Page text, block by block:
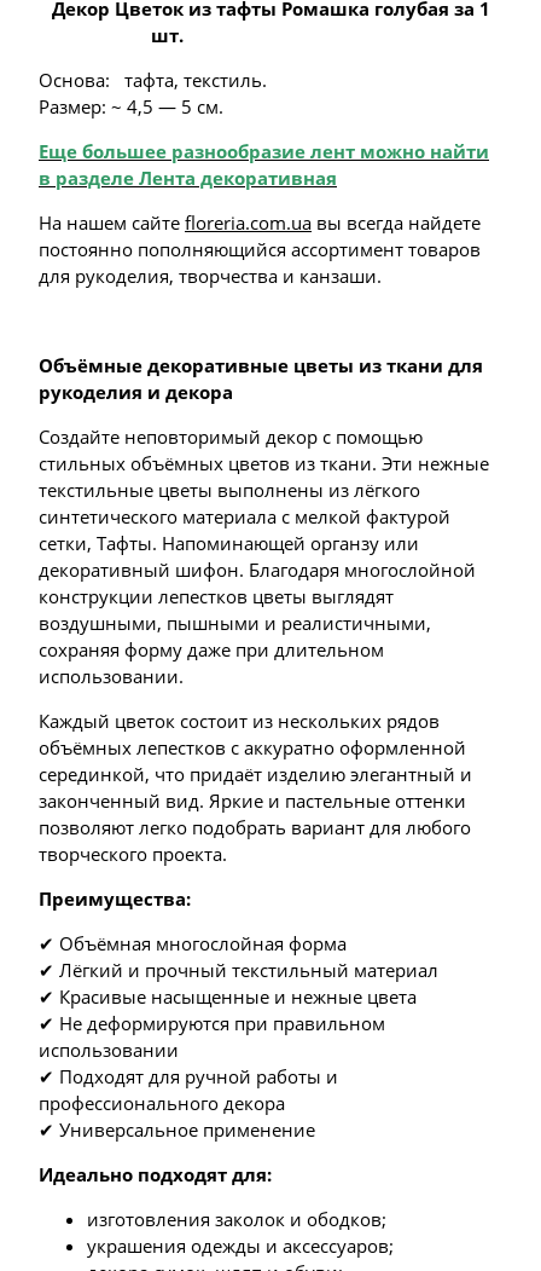
Декор Цветок из тафты Ромашка голубая за 1
шт.
Основа: тафта, текстиль.
Размер: ~ 4,5 — 5 см.
Еще большее разнообразие лент можно найти
в разделе Лента декоративная
На нашем сайте floreria.com.ua вы всегда найдете
постоянно пополняющийся ассортимент товаров
для рукоделия, творчества и канзаши.
Объёмные декоративные цветы из ткани для
рукоделия и декора
Создайте неповторимый декор с помощью
стильных объёмных цветов из ткани. Эти нежные
текстильные цветы выполнены из лёгкого
синтетического материала с мелкой фактурой
сетки, Тафты. Напоминающей органзу или
декоративный шифон. Благодаря многослойной
конструкции лепестков цветы выглядят
воздушными, пышными и реалистичными,
сохраняя форму даже при длительном
использовании.
Каждый цветок состоит из нескольких рядов
объёмных лепестков с аккуратно оформленной
серединкой, что придаёт изделию элегантный и
законченный вид. Яркие и пастельные оттенки
позволяют легко подобрать вариант для любого
творческого проекта.
Преимущества:
✔ Объёмная многослойная форма
✔ Лёгкий и прочный текстильный материал
✔ Красивые насыщенные и нежные цвета
✔ Не деформируются при правильном
использовании
✔ Подходят для ручной работы и
профессионального декора
✔ Универсальное применение
Идеально подходят для:
изготовления заколок и ободков;
украшения одежды и аксессуаров;